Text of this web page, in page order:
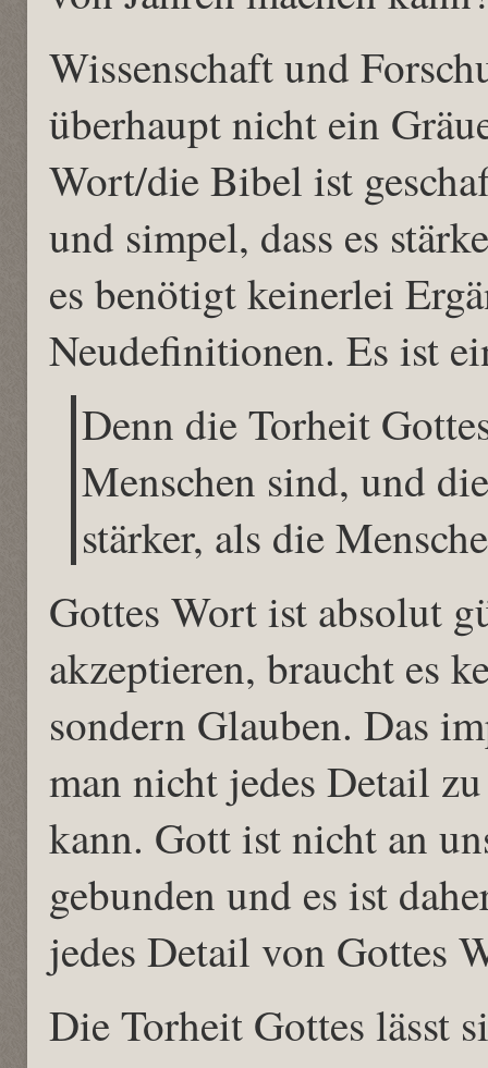
Wissenschaft und
überhaupt nicht ein
Wort/die Bibel ist
und simpel, dass es
es benötigt keinerlei
Neudefinitionen. Es ist
Denn die Torheit
Menschen sind, und
stärker, als die
Gottes Wort ist absolut
akzeptieren, braucht es
sondern Glauben. Das
man nicht jedes Detail
kann. Gott ist nicht an
gebunden und es ist
jedes Detail von Gottes
Die Torheit Gottes lässt